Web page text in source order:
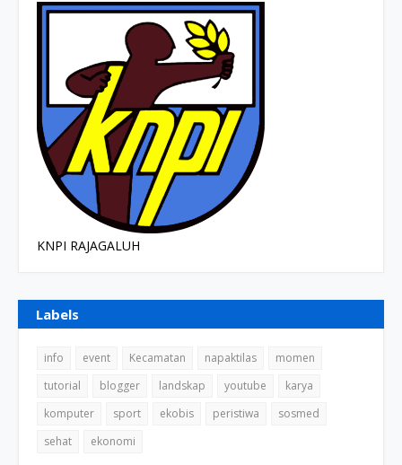
KNPI RAJAGALUH
Labels
info event Kecamatan napaktilas
momen
tutorial
blogger landskap youtube
karya
komputer
sport ekobis peristiwa
sosmed
sehat
ekonomi